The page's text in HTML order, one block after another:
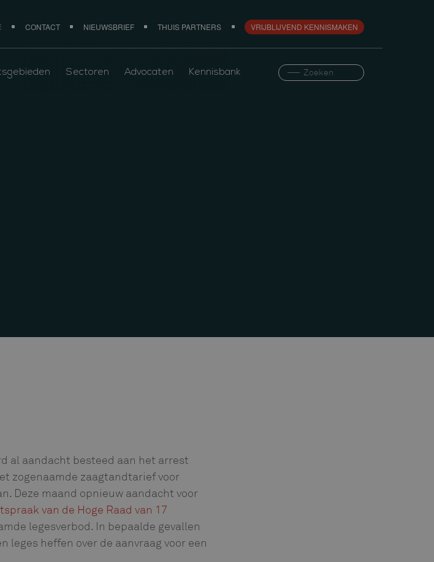
CONTACT NIEUWSBRIEF THUIS PARTNERS VRIJBLIJVEND KENNISMAKEN
Sectoren Advocaten Kennisbank
al aandacht besteed aan het arrest
zogenaamde zaagtandtarief voor
Deze maand opnieuw aandacht voor
van de Hoge Raad van 17
legesverbod. In bepaalde gevallen
leges heffen over de aanvraag voor een